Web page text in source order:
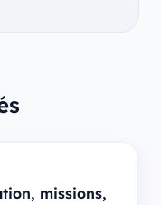
missions,